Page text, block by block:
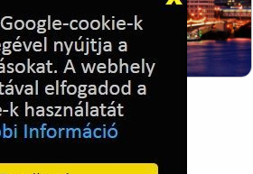
London Skyline, Anglia